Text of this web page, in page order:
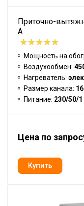
Приточно-
A
Мощность на
Воздухообмен:
Нагреватель:
Размер канала:
Питание: 230/50/
Цена по